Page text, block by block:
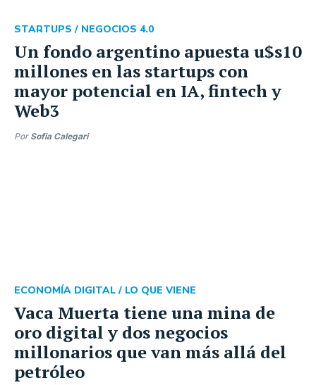
Un fondo argentino apuesta u$s10
millones en las startups con
mayor potencial en IA, fintech y
Web3
STARTUPS / NEGOCIOS 4.0
Por Sofia Calegari
Vaca Muerta tiene una mina de
oro digital y dos negocios
millonarios que van más allá del
petróleo
ECONOMÍA DIGITAL / LO QUE VIENE